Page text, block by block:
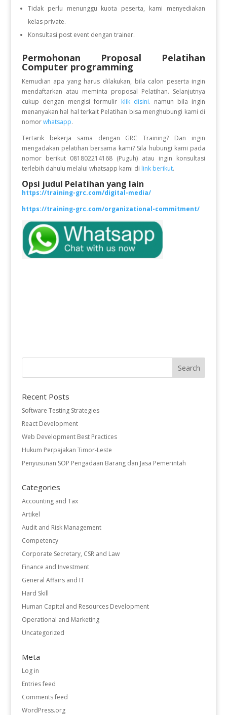
Tidak perlu menunggu kuota peserta, kami menyediakan
kelas private.
Konsultasi post event dengan trainer.
Permohonan Proposal Pelatihan
Computer programming
Kemudian apa yang harus dilakukan, bila calon peserta ingin
mendaftarkan atau meminta proposal Pelatihan. Selanjutnya
cukup dengan mengisi formulir klik disini. namun bila ingin
menanyakan hal hal terkait Pelatihan bisa menghubungi kami di
nomor whatsapp.
Tertarik bekerja sama dengan GRC Training? Dan ingin
mengadakan pelatihan bersama kami? Sila hubungi kami pada
nomor berikut 081802214168 (Puguh) atau ingin konsultasi
terlebih dahulu melalui whatsapp kami di link berikut.
Opsi judul Pelatihan yang lain
https://training-grc.com/digital-media/
https://training-grc.com/organizational-commitment/
Recent Posts
Software Testing Strategies
React Development
Web Development Best Practices
Hukum Perpajakan Timor-Leste
Penyusunan SOP Pengadaan Barang dan Jasa Pemerintah
Categories
Accounting and Tax
Artikel
Audit and Risk Management
Competency
Corporate Secretary, CSR and Law
Finance and Investment
General Affairs and IT
Hard Skill
Human Capital and Resources Development
Operational and Marketing
Uncategorized
Meta
Log in
Entries feed
Comments feed
WordPress.org